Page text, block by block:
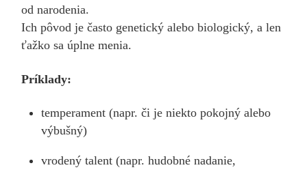
od narodenia.
Ich pôvod je často genetický alebo biologický, a len
ťažko sa úplne menia.
Príklady:
temperament (napr. či je niekto pokojný alebo
výbušný)
vrodený talent (napr. hudobné nadanie,